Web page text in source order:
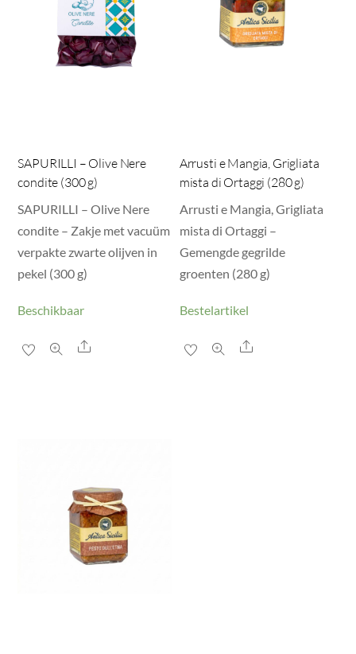
SAPURILLI – Olive Nere
condite (300 g)
SAPURILLI – Olive Nere
condite – Zakje met vacuüm
verpakte zwarte olijven in
pekel (300 g)
Beschikbaar
Share
Arrusti e Mangia, Grigliata
mista di Ortaggi (280 g)
Arrusti e Mangia, Grigliata
mista di Ortaggi –
Gemengde gegrilde
groenten (280 g)
Bestelartikel
Share